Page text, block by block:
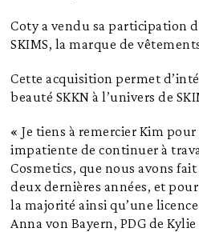
Coty a vendu sa participation
SKIMS, la marque de
Cette acquisition permet
beauté SKKN à l’univers de
« Je tiens à remercier Kim
impatiente de continuer à
Cosmetics, que nous avons fait
deux dernières années, et
la majorité ainsi qu’une
Anna von Bayern, PDG de